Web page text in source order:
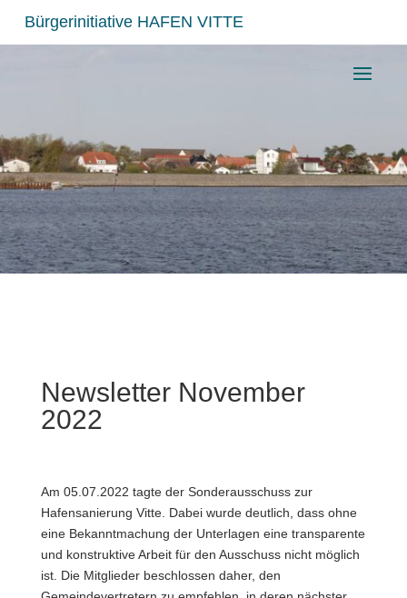
Bürgerinitiative HAFEN VITTE
Newsletter November
2022
Am 05.07.2022 tagte der Sonderausschuss zur
Hafensanierung Vitte. Dabei wurde deutlich, dass ohne
eine Bekanntmachung der Unterlagen eine transparente
und konstruktive Arbeit für den Ausschuss nicht möglich
ist. Die Mitglieder beschlossen daher, den